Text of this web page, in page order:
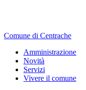
Comune di Centrache
Amministrazione
Novità
Servizi
Vivere il comune